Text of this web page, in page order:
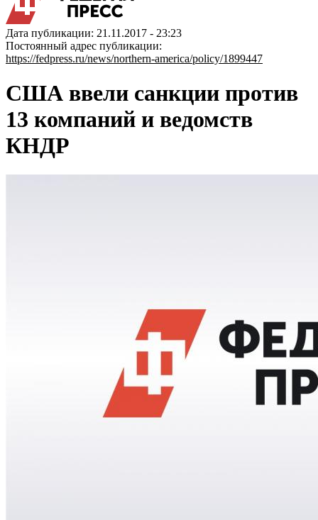
Дата публикации: 21.11.2017 - 23:23
Постоянный адрес публикации:
https://fedpress.ru/news/northern-america/policy/1899447
США ввели санкции против
13 компаний и ведомств
КНДР